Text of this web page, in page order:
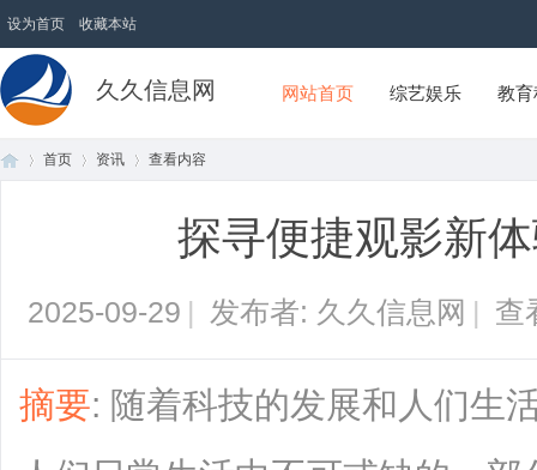
设为首页 收藏本站
久久信息网 网站首页 综艺娱乐 教
首页 资讯 查看内容
探寻便捷观影新
2025-09-29 | 发布者: 久久信息网 | 查
摘要: 随着科技的发展和人们生